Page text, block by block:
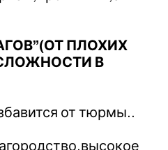
ПЛОХИХ
В
от тюрмы..